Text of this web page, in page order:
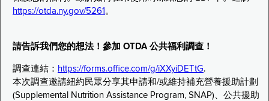
https://otda.ny.gov/5261 。
請告訴我們您的想法！參加 OTDA 公共福利調查！
調查連結： https://forms.office.com/g/iXXyiDETtG.
本次調查邀請紐約民眾分享其申請和/或維持補充營養援助計劃
(Supplemental Nutrition Assistance Program, SNAP)、公共援助